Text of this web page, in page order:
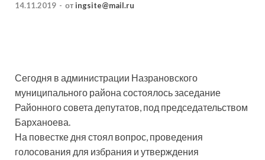
14.11.2019 - от ingsite@mail.ru
Сегодня в администрации Назрановского
муниципального района состоялось заседание
Районного совета депутатов, под председательством
Барханоева.
На повестке дня стоял вопрос, проведения
голосования для избрания и утверждения